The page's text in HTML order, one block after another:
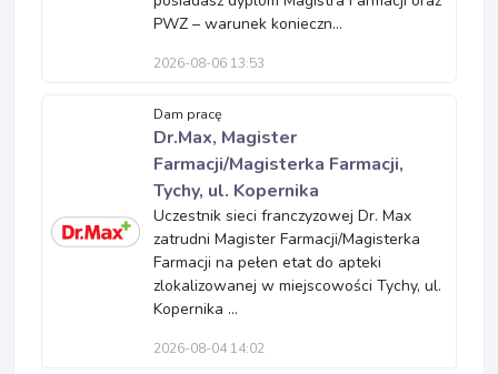
PWZ – warunek konieczn...
2026-08-06 13:53
Dam pracę
Dr.Max, Magister
Farmacji/Magisterka Farmacji,
Tychy, ul. Kopernika
Uczestnik sieci franczyzowej Dr. Max
zatrudni Magister Farmacji/Magisterka
Farmacji na pełen etat do apteki
zlokalizowanej w miejscowości Tychy, ul.
Kopernika ...
2026-08-04 14:02